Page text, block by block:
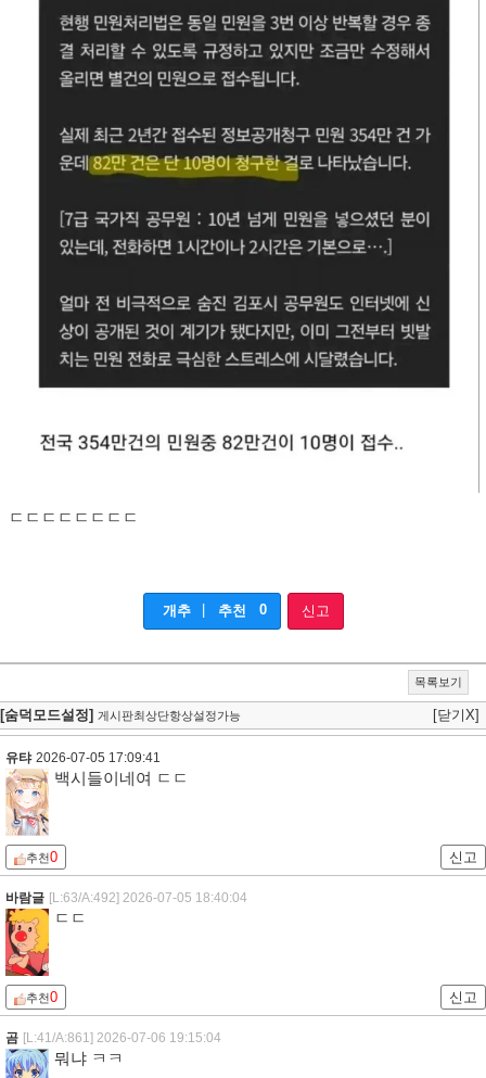
ㄷㄷㄷㄷㄷㄷㄷㄷ
개추 추천 0 신고
목록보기
[숨덕모드설정] 게시판최상단항상설정가능 [닫기X]
유탸 2026-07-05 17:09:41
백시들이네여 ㄷㄷ
추천0 신고
바람글 [L:63/A:492] 2026-07-05 18:40:04
ㄷㄷ
추천0 신고
곰 [L:41/A:861] 2026-07-06 19:15:04
뭐냐 ㅋㅋ